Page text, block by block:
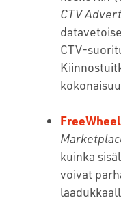
CTV
CTV-
kuinka
voivat